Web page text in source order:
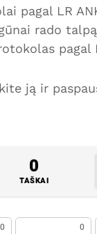
pagal LR
rado
pagal
ją ir
0
TAŠKAI
0 0